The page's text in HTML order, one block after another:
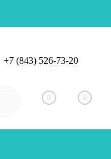
Вход
+7 (843) 526-73-20
0 0